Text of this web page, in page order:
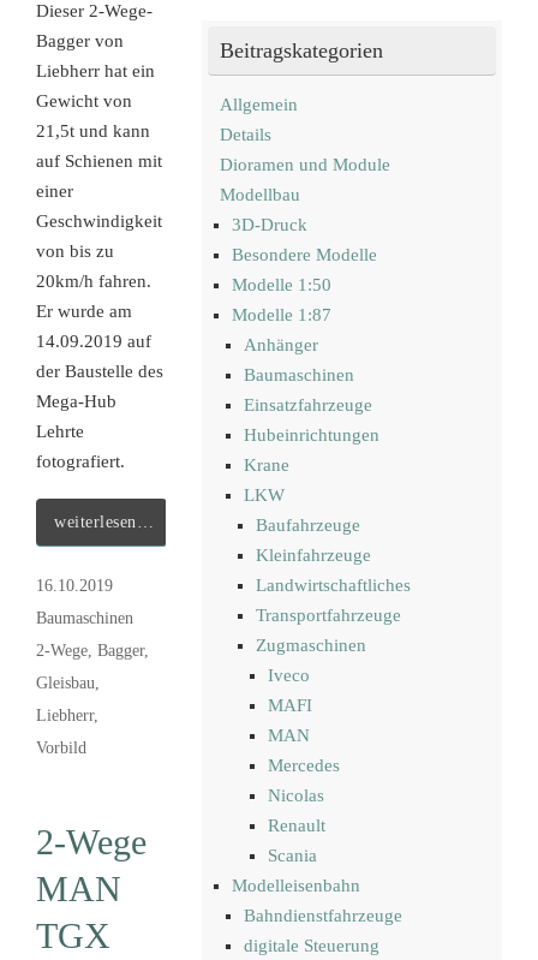
Dieser 2-Wege-
Bagger von
Liebherr hat ein
Gewicht von
21,5t und kann
auf Schienen mit
einer
Geschwindigkeit
von bis zu
20km/h fahren.
Er wurde am
14.09.2019 auf
der Baustelle des
Mega-Hub
Lehrte
fotografiert.
weiterlesen…
16.10.2019
Baumaschinen
2-Wege Bagger,
Gleisbau
Liebherr,
Vorbild
2-Wege
MAN
TGX
Beitragskategorien
Allgemein
Details
Dioramen und Module
Modellbau
3D-Druck
Besondere Modelle
Modelle 1:50
Modelle 1:87
Anhänger
Baumaschinen
Einsatzfahrzeuge
Hubeinrichtungen
Krane
LKW
Baufahrzeuge
Kleinfahrzeuge
Landwirtschaftliches
Transportfahrzeuge
Zugmaschinen
Iveco
MAFI
MAN
Mercedes
Nicolas
Renault
Scania
Modelleisenbahn
Bahndienstfahrzeuge
digitale Steuerung